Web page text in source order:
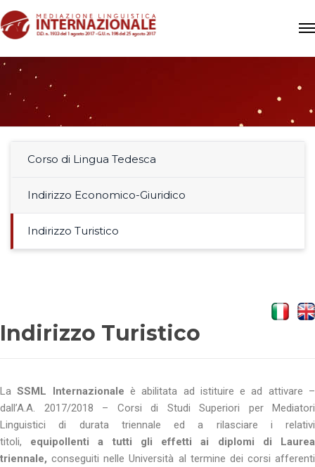
Corso di Lingua Tedesca
Indirizzo Economico-Giuridico
Indirizzo Turistico
Indirizzo Turistico
LaSSML Internazionale è abilitata ad istituire e ad attivare –
dall’A.A. 2017/2018 – Corsi di Studi Superiori per Mediatori
Linguistici di durata triennale ed a rilasciare i relativi
titoli, equipollenti a tutti gli effetti ai diplomi di Laurea
triennale, conseguiti nelle Università al termine dei corsi afferenti